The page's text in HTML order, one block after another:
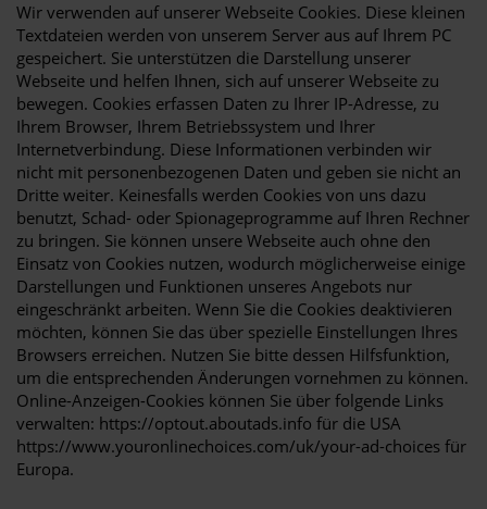
Wir verwenden auf unserer Webseite Cookies. Diese kleinen
Textdateien werden von unserem Server aus auf Ihrem PC
gespeichert. Sie unterstützen die Darstellung unserer
Webseite und helfen Ihnen, sich auf unserer Webseite zu
bewegen. Cookies erfassen Daten zu Ihrer IP-Adresse, zu
Ihrem Browser, Ihrem Betriebssystem und Ihrer
Internetverbindung. Diese Informationen verbinden wir
nicht mit personenbezogenen Daten und geben sie nicht an
Dritte weiter. Keinesfalls werden Cookies von uns dazu
benutzt, Schad- oder Spionageprogramme auf Ihren Rechner
zu bringen. Sie können unsere Webseite auch ohne den
Einsatz von Cookies nutzen, wodurch möglicherweise einige
Darstellungen und Funktionen unseres Angebots nur
eingeschränkt arbeiten. Wenn Sie die Cookies deaktivieren
möchten, können Sie das über spezielle Einstellungen Ihres
Browsers erreichen. Nutzen Sie bitte dessen Hilfsfunktion,
um die entsprechenden Änderungen vornehmen zu können.
Online-Anzeigen-Cookies können Sie über folgende Links
verwalten: https://optout.aboutads.info für die USA
https://www.youronlinechoices.com/uk/your-ad-choices für
Europa.